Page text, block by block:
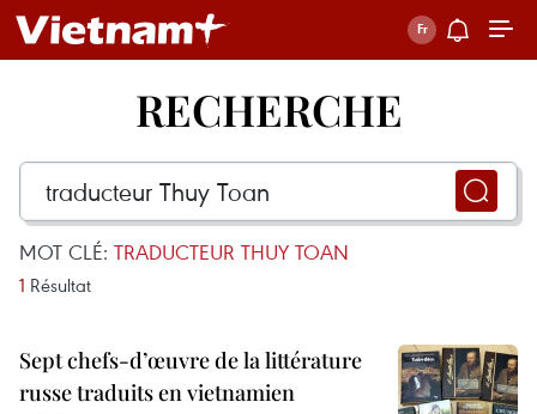
RECHERCHE
MOT CLÉ: TRADUCTEUR THUY TOAN
1 Résultat
Sept chefs-d’œuvre de la littérature
russe traduits en vietnamien